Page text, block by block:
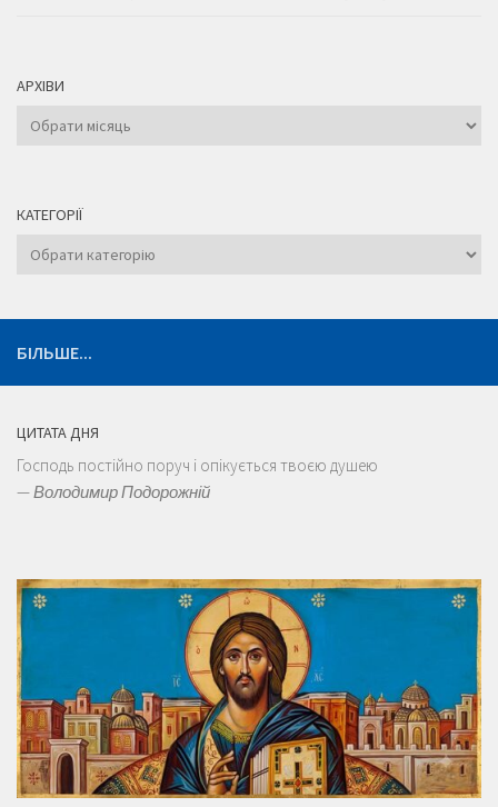
АРХІВИ
Архіви
КАТЕГОРІЇ
Категорії
БІЛЬШЕ...
ЦИТАТА ДНЯ
Господь постійно поруч і опікується твоєю душею
—Володимир Подорожній